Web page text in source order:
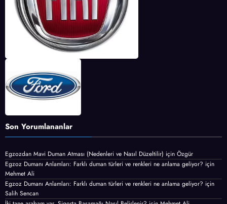
Son Yorumlananlar
Egzozdan Mavi Duman Atması (Nedenleri ve Nasıl Düzeltilir) için Özgür
Egzoz Dumanı Anlamları: Farklı duman türleri ve renkleri ne anlama geliyor? için
Mehmet Ali
Egzoz Dumanı Anlamları: Farklı duman türleri ve renkleri ne anlama geliyor? için
Salih Sencan